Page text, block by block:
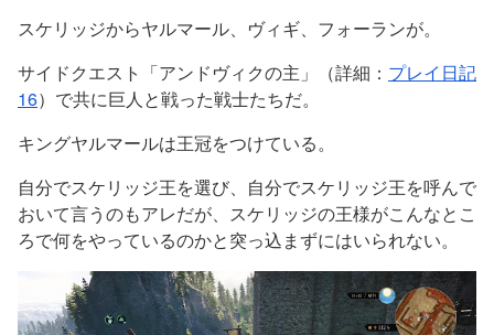
スケリッジからヤルマール、ヴィギ、フォーランが。
サイドクエスト「アンドヴィクの主」（詳細： プレイ日記
16）で共に巨人と戦った戦士たちだ。
キングヤルマールは王冠をつけている。
自分でスケリッジ王を選び、自分でスケリッジ王を呼んで
おいて言うのもアレだが、スケリッジの王様がこんなとこ
ろで何をやっているのかと突っ込まずにはいられない。